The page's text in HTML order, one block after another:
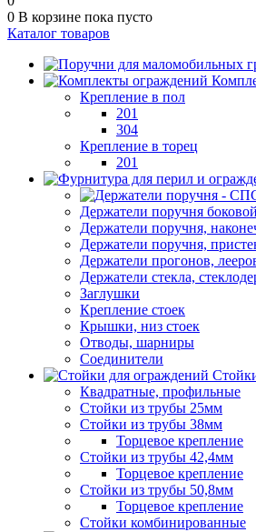
0 В корзине пока пусто
Каталог товаров
Крепление в пол
201
304
Крепление в торец
201
Держатели поручня боковой
Держатели поручня,
Держатели поручня,
Держатели прогонов,
Держатели стекла,
Заглушки
Крепление стоек
Крышки, низ стоек
Отводы, шарниры
Соединители
Квадратные, профильные
Стойки из трубы 25мм
Стойки из трубы 38мм
Торцевое крепление
Стойки из трубы 42,4мм
Торцевое крепление
Стойки из трубы 50,8мм
Торцевое крепление
Стойки комбинированные